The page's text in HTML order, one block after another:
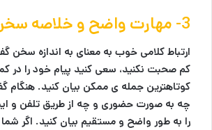
3- مهارت واضح و خلاصه سخن گفتن
ارتباط کلامی خوب به معنای به اندازه سخن
کم صحبت نکنید، سعی کنید پیام خود را در
کوتاهترین جمله ی ممکن بیان کنید. هنگام
چه به صورت حضوری و چه از طریق تلفن و
را به طور واضح و مستقیم بیان کنید. اگر